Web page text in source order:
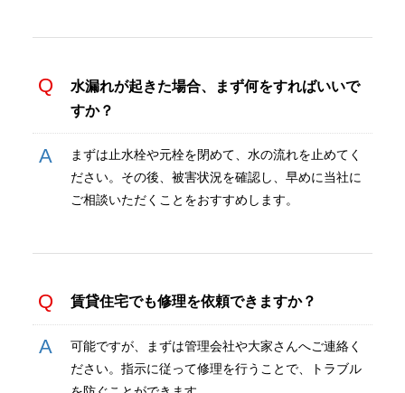
水漏れが起きた場合、まず何をすればいいで
すか？
まずは止水栓や元栓を閉めて、水の流れを止めてく
ださい。その後、被害状況を確認し、早めに当社に
ご相談いただくことをおすすめします。
賃貸住宅でも修理を依頼できますか？
可能ですが、まずは管理会社や大家さんへご連絡く
ださい。指示に従って修理を行うことで、トラブル